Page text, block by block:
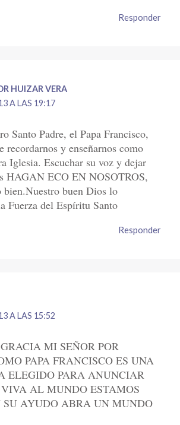
Responder
HUIZAR VERA
A LAS 19:17
Santo Padre, el Papa Francisco,
recordarnos y enseñarnos como
Iglesia. Escuchar su voz y dejar
HAGAN ECO EN NOSOTROS,
bien.Nuestro buen Dios lo
Fuerza del Espíritu Santo
Responder
A LAS 15:52
MI SEÑOR POR
PAPA FRANCISCO ES UNA
ELEGIDO PARA ANUNCIAR
AL MUNDO ESTAMOS
SU AYUDO ABRA UN MUNDO